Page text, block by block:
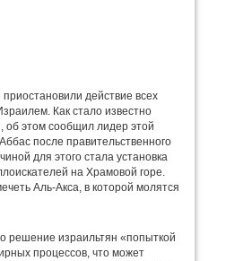
действие всех
Как стало известно
об этом сообщил лидер этой
после правительственного
для этого стала установка
на Храмовой горе.
Аль-Акса, в которой молятся
решение израильтян «попыткой
процессов, что может